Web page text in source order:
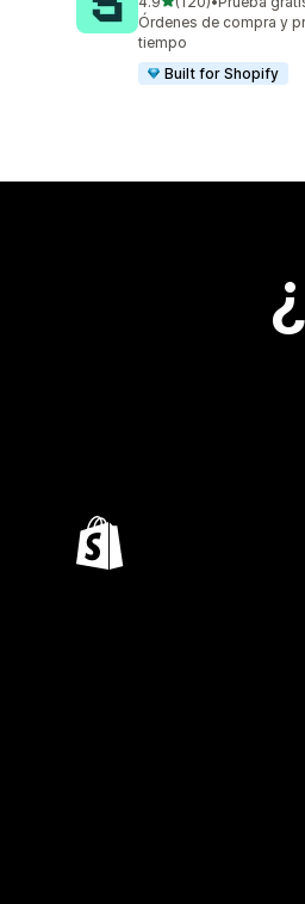
120 reseñas en total
Órdenes de compra y
tiempo
Built for Shopify